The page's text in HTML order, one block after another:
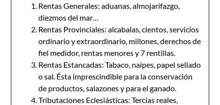
Rentas Generales: aduanas, almojarifazgo,
diezmos del mar…
Rentas Provinciales: alcabalas, cientos, servicios
ordinario y extraordinario, millones, derechos de
fiel medidor, rentas menores y 7 rentillas.
Rentas Estancadas: Tabaco, naipes, papel sellado
o sal. Ésta imprescindible para la conservación
de productos, salazones y para el ganado.
Tributaciones Eclesiásticas: Tercias reales,